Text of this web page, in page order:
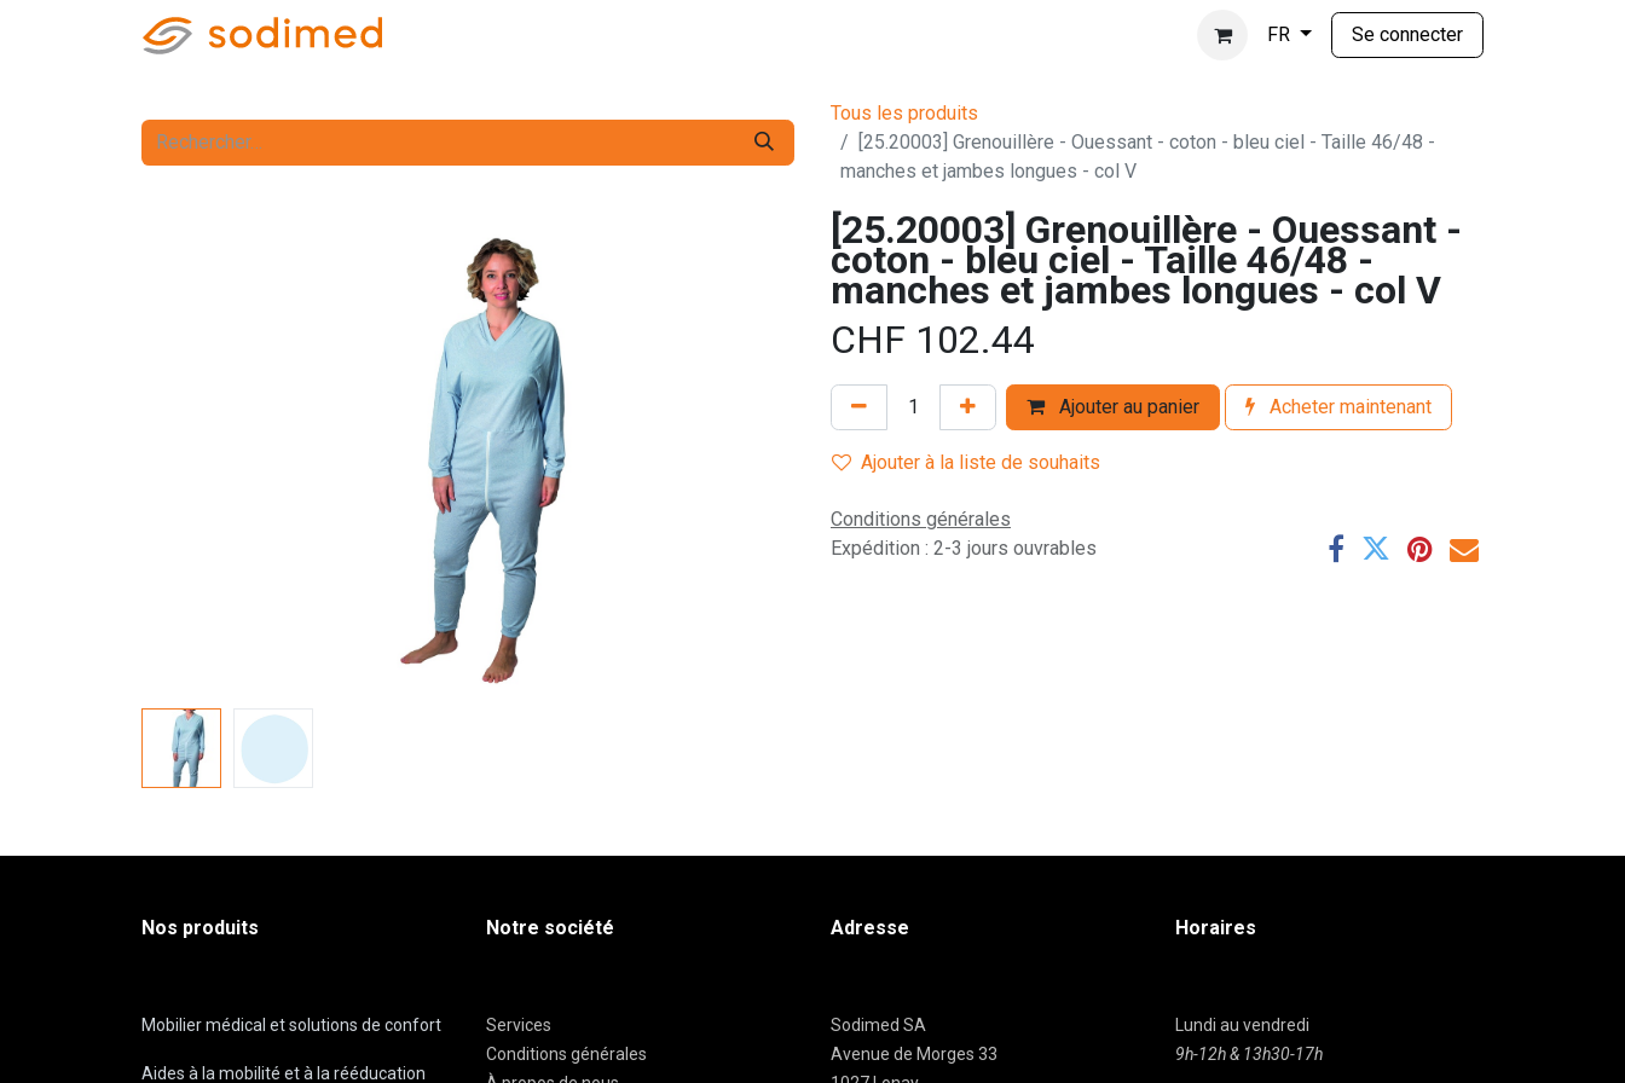
FR Se connecter
Tous les produits
[25.20003] Grenouillère - Ouessant - coton - bleu ciel - Taille 46/48 -
manches et jambes longues - col V
[25.20003] Grenouillère - Ouessant -
coton - bleu ciel - Taille 46/48 -
manches et jambes longues - col V
CHF 102.44
Ajouter au panier Acheter maintenant
Ajouter à la liste de souhaits
Conditions générales
Expédition : 2-3 jours ouvrables
Nos produits
Mobilier médical et solutions de confort
Aides à la mobilité et à la rééducation
Notre société
Services
Conditions générales
Adresse
Sodimed SA
Avenue de Morges 33
Horaires
Lundi au vendredi
9h-12h & 13h30-17h